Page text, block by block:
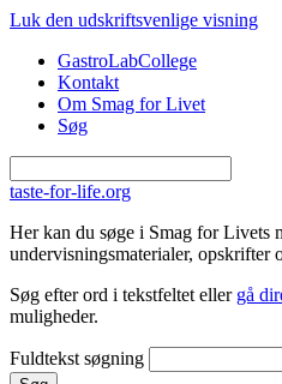
Gå til hovedindhold
Luk den udskriftsvenlige visning
GastroLabCollege
Kontakt
Om Smag for Livet
Søg
taste-for-life.org
Her kan du søge i Smag for Livets
undervisningsmaterialer, opskrifter
Søg efter ord i tekstfeltet eller gå
muligheder.
Fuldtekst søgning